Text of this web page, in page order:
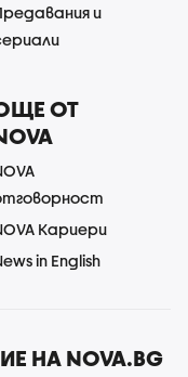
и
ОТ
Кариери
in English
НА NOVA.BG